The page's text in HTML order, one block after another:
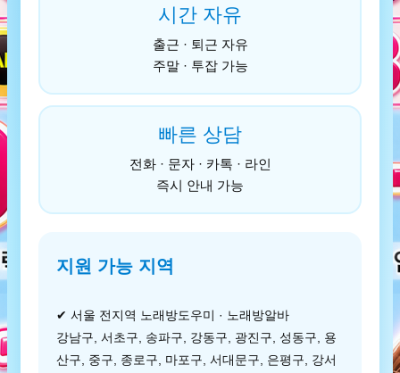
시간 자유
출근 · 퇴근 자유
주말 · 투잡 가능
빠른 상담
전화 · 문자 · 카톡 · 라인
즉시 안내 가능
지원 가능 지역
✔ 서울 전지역 노래방도우미 · 노래방알바
강남구, 서초구, 송파구, 강동구, 광진구, 성동구, 용
산구, 중구, 종로구, 마포구, 서대문구, 은평구, 강서